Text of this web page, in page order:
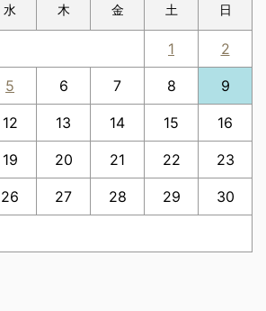
水 木 金 土 日
1 2
5 6 7 8 9
12 13 14 15 16
19 20 21 22 23
26 27 28 29 30